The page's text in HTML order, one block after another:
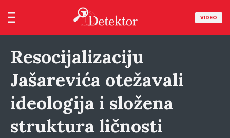
VIDEO
Resocijalizaciju
Jašarevića otežavali
ideologija i složena
struktura ličnosti